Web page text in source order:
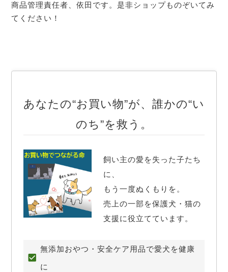
商品管理責任者、依田です。是非ショップものぞいてみ
てください！
あなたの“お買い物”が、誰かの“い
のち”を救う。
飼い主の愛を失った子たち
に、
もう一度ぬくもりを。
売上の一部を保護犬・猫の
支援に役立てています。
無添加おやつ・安全ケア用品で愛犬を健康
に